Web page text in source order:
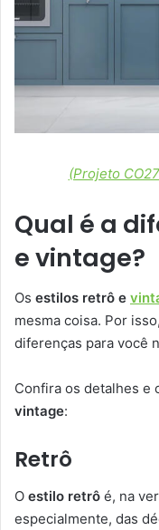
(Projeto
Qual é a
e vintage?
Os estilos retrô e
mesma coisa. Por
diferenças para você
Confira os detalhes e
vintage:
Retrô
O estilo retrô é, na
especialmente, das